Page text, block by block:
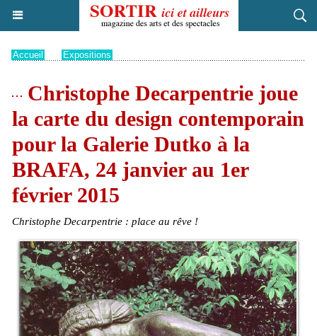
Accueil Expositions
Christophe Decarpentrie joue
la carte du design contemporain
pour la Galerie Dutko à la
BRAFA, 24 janvier au 1er
février 2015
Christophe Decarpentrie : place au rêve !